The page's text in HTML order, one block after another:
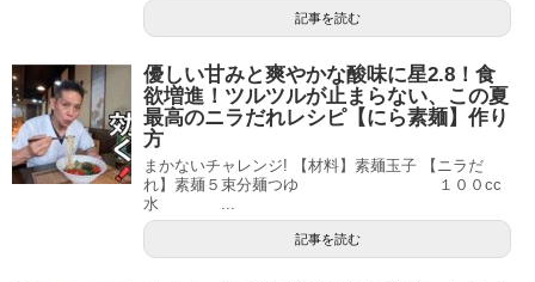
記事を読む
優しい甘みと爽やかな酸味に星2.8！食
欲増進！ツルツルが止まらない、この夏
最高のニラだれレシピ【にら素麺】作り
方
まかないチャレンジ! 【材料】素麺玉子 【ニラだ
れ】素麺５束分麺つゆ １００cc
水 ...
記事を読む